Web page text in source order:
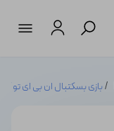
بازی بسکتبال ان بی ای تو کی NBA 2K22